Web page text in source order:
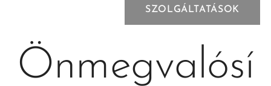
SZOLGÁLTATÁSOK
Önmegvalósí